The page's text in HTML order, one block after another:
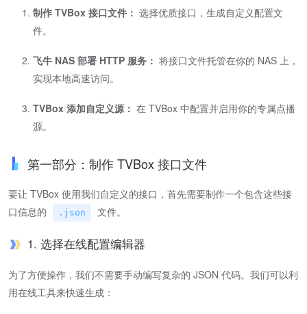
制作 TVBox 接口文件： 选择优质接口，生成自定义配置文
件。
飞牛 NAS 部署 HTTP 服务： 将接口文件托管在你的 NAS 上，
实现本地高速访问。
TVBox 添加自定义源： 在 TVBox 中配置并启用你的专属点播
源。
第一部分：制作 TVBox 接口文件
要让 TVBox 使用我们自定义的接口，首先需要制作一个包含这些接
口信息的
.json 文件。
1. 选择在线配置编辑器
为了方便操作，我们不需要手动编写复杂的 JSON 代码。我们可以利
用在线工具来快速生成：